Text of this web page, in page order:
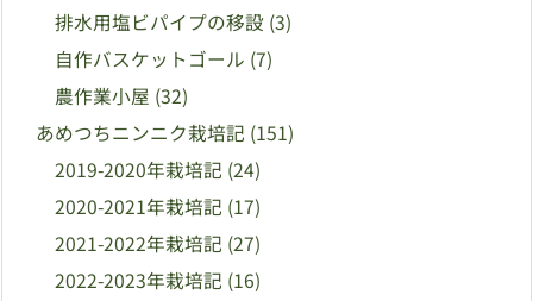
排水用塩ビパイプの移設 (3)
自作バスケットゴール (7)
農作業小屋 (32)
あめつちニンニク栽培記 (151)
2019-2020年栽培記 (24)
2020-2021年栽培記 (17)
2021-2022年栽培記 (27)
2022-2023年栽培記 (16)